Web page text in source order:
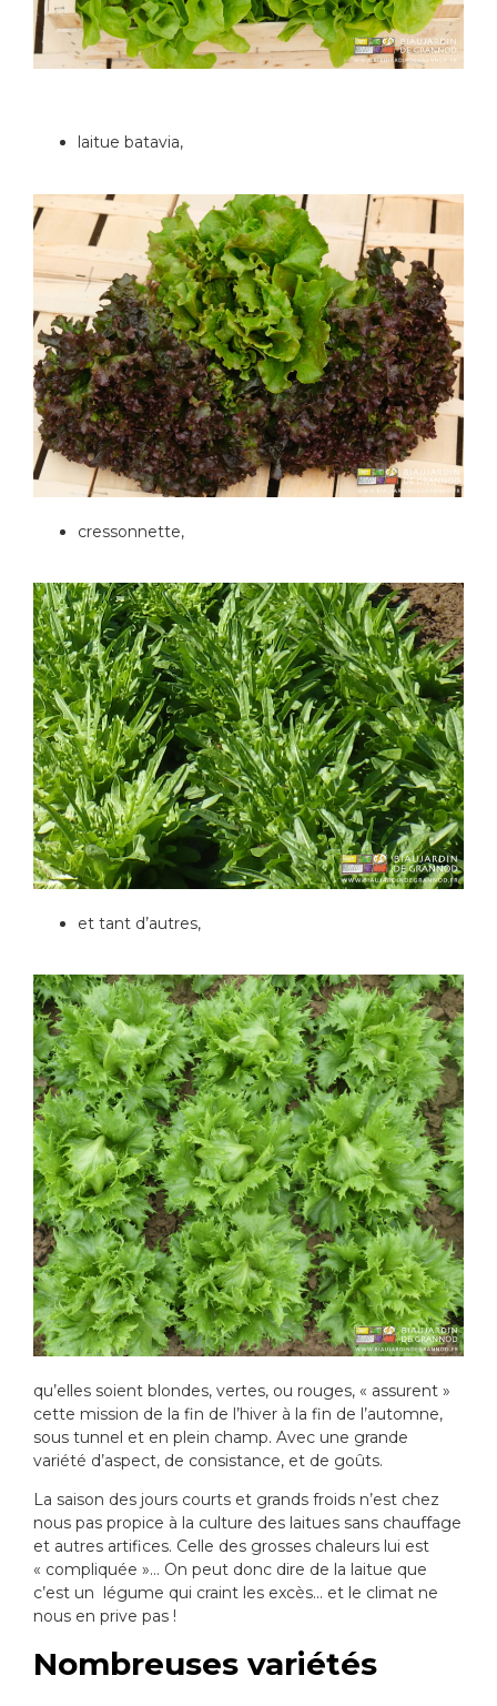
laitue batavia,
cressonnette,
et tant d’autres,
qu’elles soient blondes, vertes, ou rouges, « assurent »
cette mission de la fin de l’hiver à la fin de l’automne,
sous tunnel et en plein champ. Avec une grande
variété d’aspect, de consistance, et de goûts.
La saison des jours courts et grands froids n’est chez
nous pas propice à la culture des laitues sans chauffage
et autres artifices. Celle des grosses chaleurs lui est
« compliquée »… On peut donc dire de la laitue que
c’est un légume qui craint les excès… et le climat ne
nous en prive pas !
Nombreuses variétés